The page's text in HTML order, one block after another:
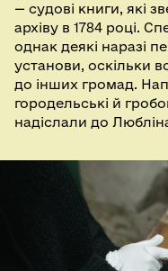
— судові книги, які
архіву в 1784 році.
однак деякі наразі
установи, оскільки
до інших громад.
городельські й
надіслали до